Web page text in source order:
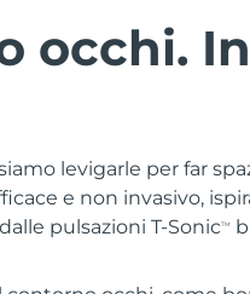
occhi. In
levigarle per far
e non invasivo,
pulsazioni T-SonicTM